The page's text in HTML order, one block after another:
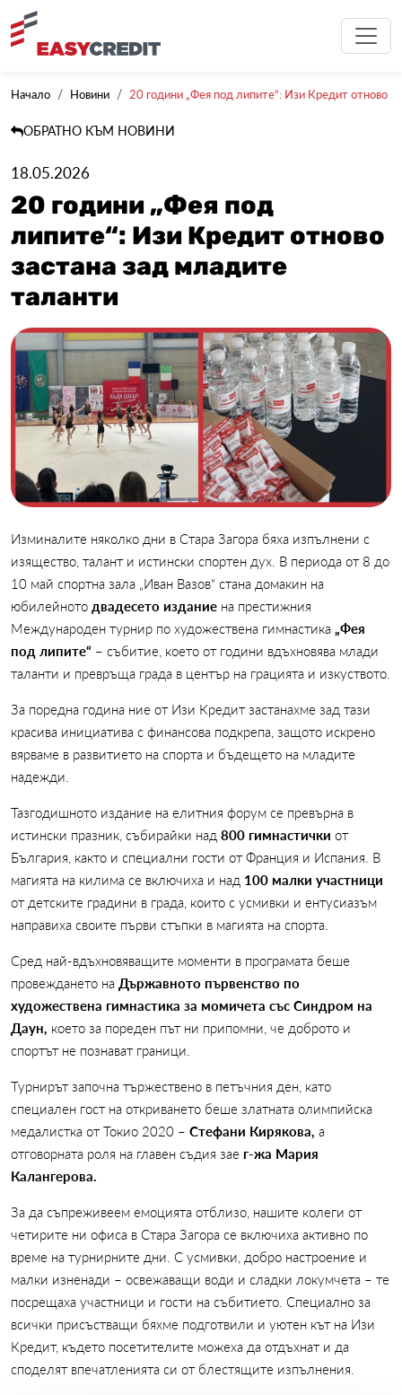
Начало Новини 20 години „Фея под липите“: Изи Кредит отново
ОБРАТНО КЪМ НОВИНИ
18.05.2026
20 години „Фея под
липите“: Изи Кредит отново
застана зад младите
таланти
Изминалите няколко дни в Стара Загора бяха изпълнени с
изящество, талант и истински спортен дух. В периода от 8 до
10 май спортна зала „Иван Вазов“ стана домакин на
юбилейното двадесето издание на престижния
Международен турнир по художествена гимнастика „Фея
под липите“ – събитие, което от години вдъхновява млади
таланти и превръща града в център на грацията и изкуството.
За поредна година ние от Изи Кредит застанахме зад тази
красива инициатива с финансова подкрепа, защото искрено
вярваме в развитието на спорта и бъдещето на младите
надежди.
Тазгодишното издание на елитния форум се превърна в
истински празник, събирайки над 800 гимнастички от
България, както и специални гости от Франция и Испания. В
магията на килима се включиха и над 100 малки участници
от детските градини в града, които с усмивки и ентусиазъм
направиха своите първи стъпки в магията на спорта.
Сред най-вдъхновяващите моменти в програмата беше
провеждането на Държавното първенство по
художествена гимнастика за момичета със Синдром на
Даун, което за пореден път ни припомни, че доброто и
спортът не познават граници.
Турнирът започна тържествено в петъчния ден, като
специален гост на откриването беше златната олимпийска
медалистка от Токио 2020 – Стефани Кирякова, а
отговорната роля на главен съдия зае г-жа Мария
Калангерова.
За да съпреживеем емоцията отблизо, нашите колеги от
четирите ни офиса в Стара Загора се включиха активно по
време на турнирните дни. С усмивки, добро настроение и
малки изненади – освежаващи води и сладки локумчета – те
посрещаха участници и гости на събитието. Специално за
всички присъстващи бяхме подготвили и уютен кът на Изи
Кредит, където посетителите можеха да отдъхнат и да
споделят впечатленията си от блестящите изпълнения.